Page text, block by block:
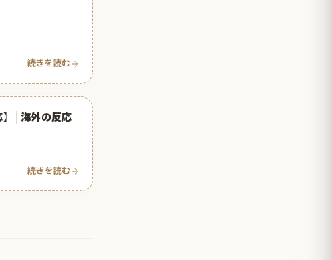
続きを読む
| 海外の反応
続きを読む